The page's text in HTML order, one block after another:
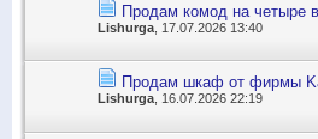
Продам комод на
Lishurga , 17.07.2026 13:40
Продам шкаф от фирмы
Lishurga , 16.07.2026 22:19